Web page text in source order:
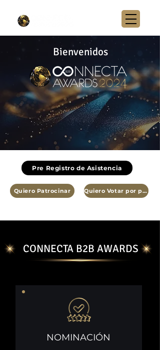
Bienvenidos
Pre Registro de Asistencia
Quiero Patrocinar Quiero Votar por país
CONNECTA B2B AWARDS
NOMINACIÓN